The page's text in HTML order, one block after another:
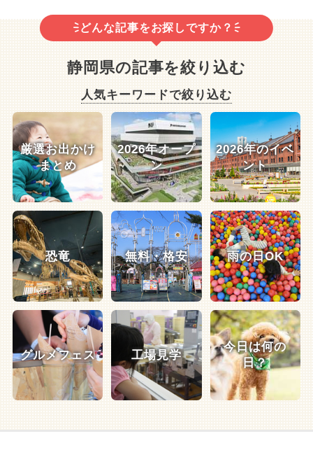
どんな記事をお探しですか？
静岡県の記事を絞り込む
人気キーワードで絞り込む
厳選お出かけ
まとめ
2026年オープ
ン
2026年のイベ
ント
恐竜 無料・格安 雨の日OK
グルメフェス 工場見学
今日は何の
日？